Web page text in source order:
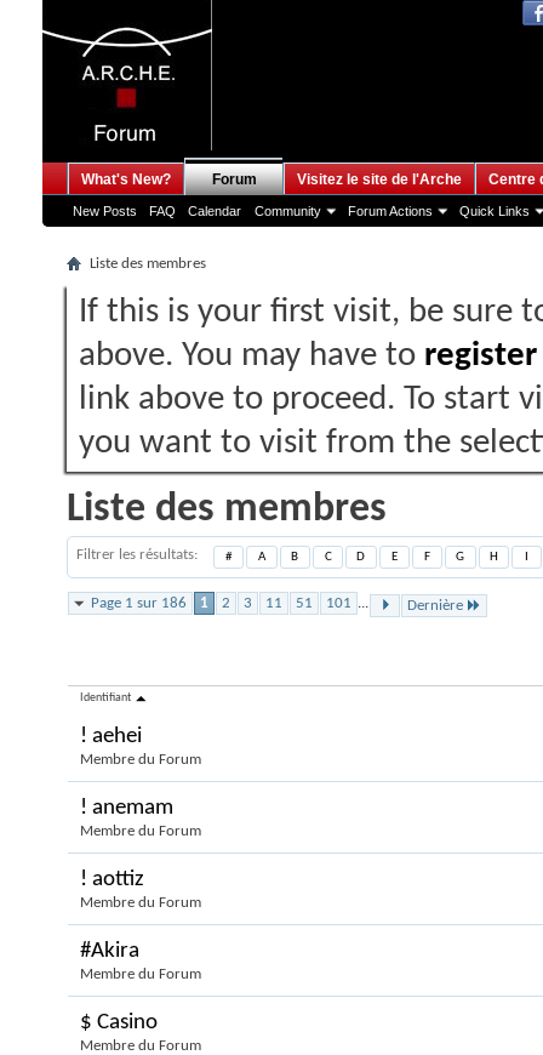
What's New? Forum
New Posts FAQ Calendar Community Forum Actions Quick Links
Visitez le site de l'Arche Centre
Liste des membres
If this is your first visit, be sure
above. You may have to register
link above to proceed. To start
you want to visit from the
Liste des membres
Filtrer les résultats # A B C D E F G H
Page 1 sur 186 1 2 3 11 51 101 ... Dernière
Identifiant
! aehei
Membre du Forum
! anemam
Membre du Forum
! aottiz
Membre du Forum
#Akira
Membre du Forum
$ Casino
Membre du Forum